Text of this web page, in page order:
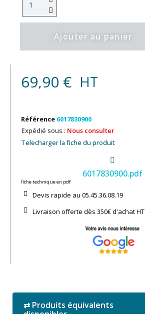
Ajouter au panier
69,90 € HT
Référence 6017830900
Expédié sous : Nous consulter
Telecharger la fiche du produit
6017830900.pdf
fiche technique en pdf
Devis rapide au 05.45.36.08.19​
Livraison offerte dès 350€ d'achat​ HT
⇄ Produits équivalents